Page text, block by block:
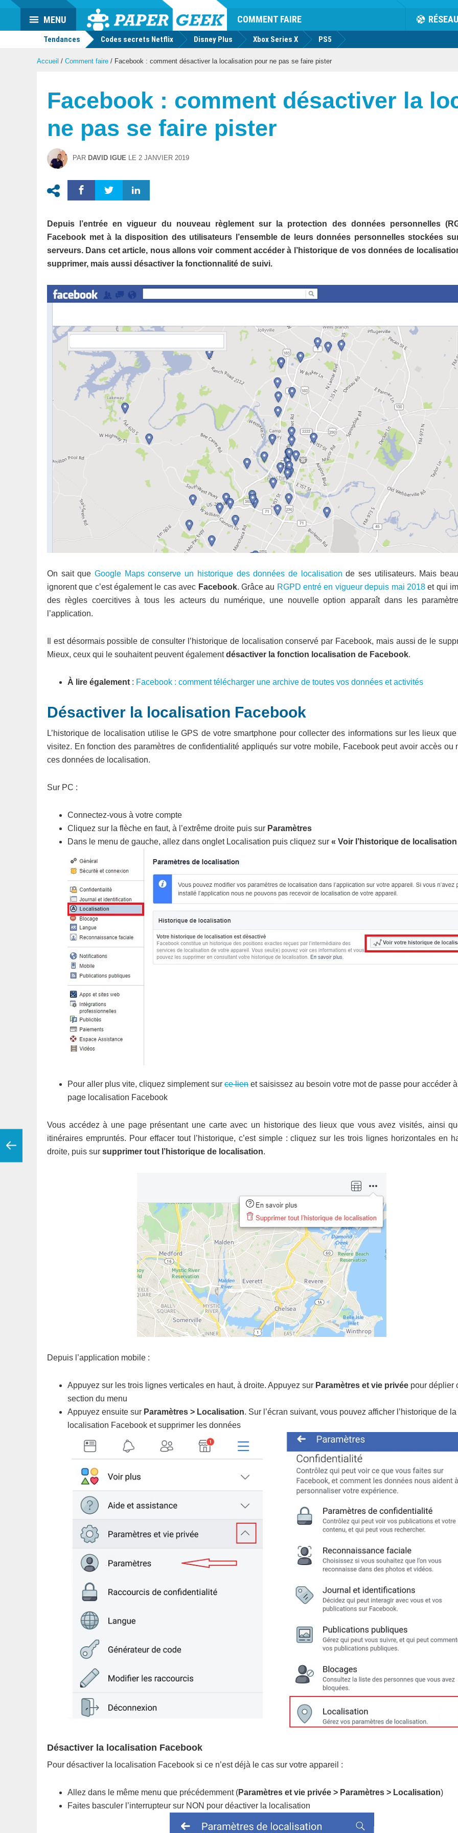
Actu
geek
COMMENT FAIRE RÉSEAU
MENU
Tendances Codes secrets Netflix Disney Plus Xbox Series X PS5
Accueil / Comment faire / Facebook : comment désactiver la localisation pour ne pas se faire pister
Facebook : comment désactiver la
ne pas se faire pister
PAR DAVID IGUE LE 2 JANVIER 2019
Depuis l’entrée en vigueur du nouveau règlement sur la protection des données personnelles
Facebook met à la disposition des utilisateurs l’ensemble de leurs données personnelles stockées
serveurs. Dans cet article, nous allons voir comment accéder à l’historique de vos données de
supprimer, mais aussi désactiver la fonctionnalité de suivi.
On sait queGoogle Maps conserve un historique des données de localisation de ses utilisateurs. Mais
ignorent que c’est également le cas avec Facebook. Grâce au RGPD entré en vigueur depuis mai 2018et qui
des règles coercitives à tous les acteurs du numérique, une nouvelle option apparaît dans les
l’application.
Il est désormais possible de consulter l’historique de localisation conservé par Facebook, mais aussi de le
Mieux, ceux qui le souhaitent peuvent égalementdésactiver la fonction localisation de Facebook.
À lire également : Facebook : comment télécharger une archive de toutes vos données et activités
Désactiver la localisation Facebook
L’historique de localisation utilise le GPS de votre smartphone pour collecter des informations sur les lieux
visitez. En fonction des paramètres de confidentialité appliqués sur votre mobile, Facebook peut avoir accès ou
ces données de localisation.
Sur PC :
Connectez-vous à votre compte
Cliquez sur la flèche en faut, à l’extrême droite puis sur Paramètres
Dans le menu de gauche, allez dans onglet Localisation puis cliquez sur « Voir l’historique de localisation
Pour aller plus vite, cliquez simplement sur ce lien et saisissez au besoin votre mot de passe pour accéder
page localisation Facebook
Vous accédez à une page présentant une carte avec un historique des lieux que vous avez visités, ainsi
itinéraires empruntés. Pour effacer tout l’historique, c’est simple : cliquez sur les trois lignes horizontales en
droite, puis sur supprimer tout l’historique de localisation.
Depuis l’application mobile :
Appuyez sur les trois lignes verticales en haut, à droite. Appuyez sur Paramètres et vie privée pour déplier
section du menu
Appuyez ensuite sur Paramètres > Localisation. Sur l’écran suivant, vous pouvez afficher l’historique de la
localisation Facebook et supprimer les données
Désactiver la localisation Facebook
Pour désactiver la localisation Facebook si ce n’est déjà le cas sur votre appareil :
Allez dans le même menu que précédemment (Paramètres et vie privée > Paramètres > Localisation)
Faites basculer l’interrupteur sur NON pour déactiver la localisation